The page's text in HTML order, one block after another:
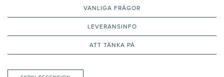
VANLIGA FRÅGOR
LEVERANSINFO
ATT TÄNKA PÅ